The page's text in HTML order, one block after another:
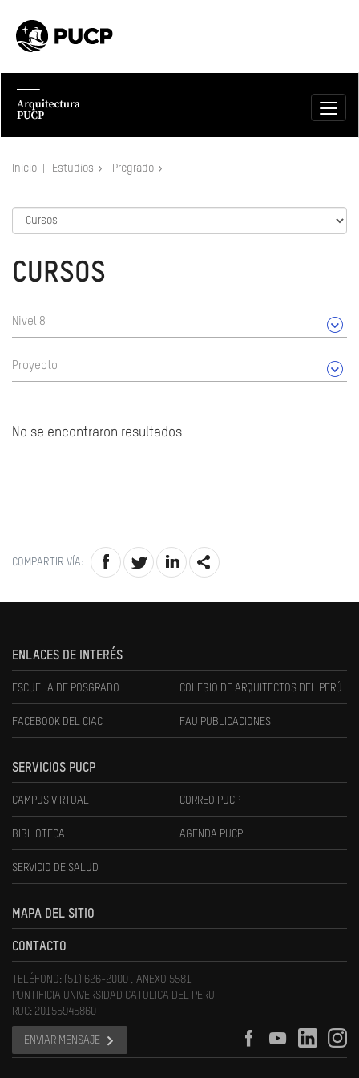
Inicio Estudios Pregrado
CURSOS
Nivel 8
Proyecto
No se encontraron resultados
COMPARTIR VÍA:
ENLACES DE INTERÉS
ESCUELA DE POSGRADO COLEGIO DE ARQUITECTOS DEL PERÚ
FACEBOOK DEL CIAC FAU PUBLICACIONES
SERVICIOS PUCP
CAMPUS VIRTUAL CORREO PUCP
BIBLIOTECA AGENDA PUCP
SERVICIO DE SALUD
MAPA DEL SITIO
CONTACTO
TELÉFONO: (51) 626-2000 , ANEXO 5581
PONTIFICIA UNIVERSIDAD CATOLICA DEL PERU
RUC: 20155945860
ENVIAR MENSAJE